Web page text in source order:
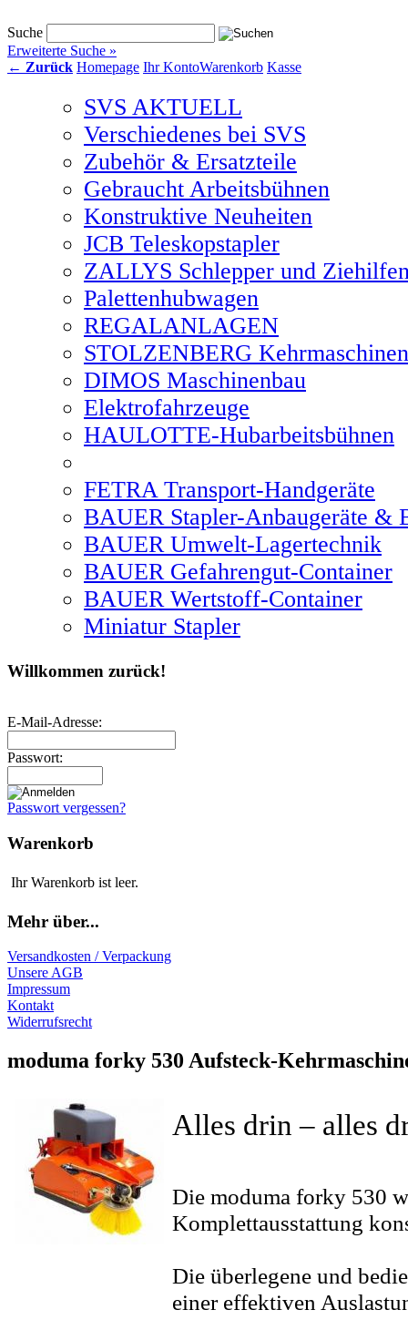
Suche
Erweiterte Suche »
← Zurück Homepage Ihr KontoWarenkorb Kasse
SVS AKTUELL
Verschiedenes bei SVS
Zubehör & Ersatzteile
Gebraucht Arbeitsbühnen
Konstruktive Neuheiten
JCB Teleskopstapler
ZALLYS Schlepper und
Palettenhubwagen
REGALANLAGEN
STOLZENBERG Kehrmaschinen
DIMOS Maschinenbau
Elektrofahrzeuge
HAULOTTE-Hubarbeitsbühnen
FETRA Transport-Handgeräte
BAUER Stapler-Anbaugeräte &
BAUER Umwelt-Lagertechnik
BAUER Gefahrengut-Container
BAUER Wertstoff-Container
Miniatur Stapler
Willkommen zurück!
E-Mail-Adresse:
Passwort:
Passwort vergessen?
Warenkorb
Ihr Warenkorb ist leer.
Mehr über...
Versandkosten / Verpackung
Unsere AGB
Impressum
Kontakt
Widerrufsrecht
moduma forky 530 Aufsteck-
Alles drin – alles
Die moduma forky 530
Komplettausstattung
Die überlegene und
einer effektiven